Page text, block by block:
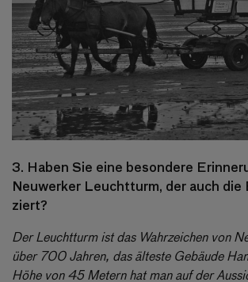
3. Haben Sie eine besondere
Neuwerker Leuchtturm, der auch
ziert?
Der Leuchtturm ist das Wahrzeichen von
über 700 Jahren, das älteste Gebäude
Höhe von 45 Metern hat man auf der